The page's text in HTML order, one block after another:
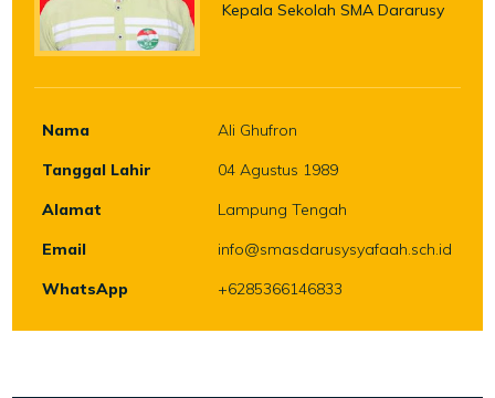
Kepala Sekolah SMA Dararusy
Nama
Ali Ghufron
Tanggal Lahir
04 Agustus 1989
Alamat
Lampung Tengah
Email
info@smasdarusysyafaah.sch.id
WhatsApp
+6285366146833